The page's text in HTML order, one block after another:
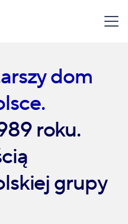
dom
roku.
grupy